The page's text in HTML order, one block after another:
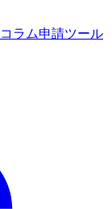
コラム申請ツール